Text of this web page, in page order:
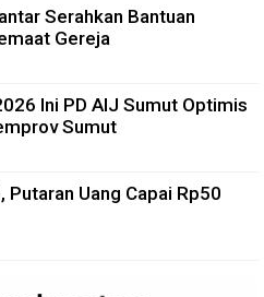
Serahkan Bantuan
Gereja
Ini PD AIJ Sumut Optimis
Sumut
Putaran Uang Capai Rp50